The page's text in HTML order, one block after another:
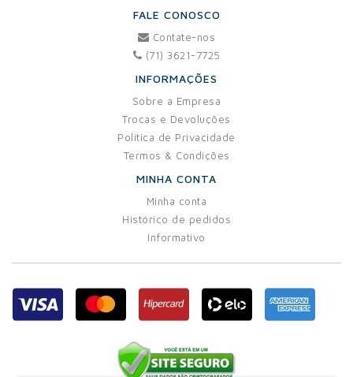
FALE CONOSCO
Contate-nos
(71) 3621-7725
INFORMAÇÕES
Sobre a Empresa
Trocas e Devoluções
Política de Privacidade
Termos & Condições
MINHA CONTA
Minha conta
Histórico de pedidos
Informativo